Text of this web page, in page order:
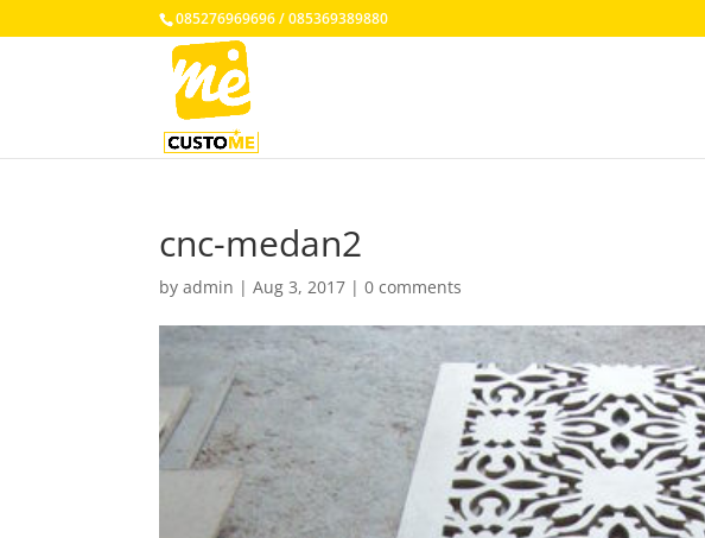
085276969696 / 085369389880
cnc-medan2
byadmin |Aug 3, 2017 |0 comments